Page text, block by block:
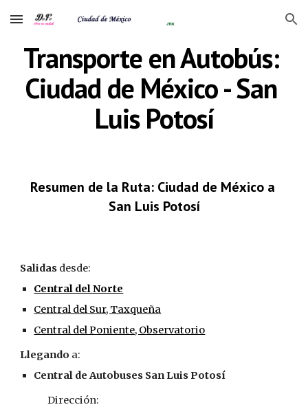
Skip to main content Skip to navigation
Transporte en Autobús:
Ciudad de México - San
Luis Potosí
Resumen de la Ruta: Ciudad de México a
San Luis Potosí
Salidas desde:
Central del Norte
Central del Sur, Taxqueña
Central del Poniente, Observatorio
Llegando a:
Central de Autobuses San Luis Potosí
Dirección: